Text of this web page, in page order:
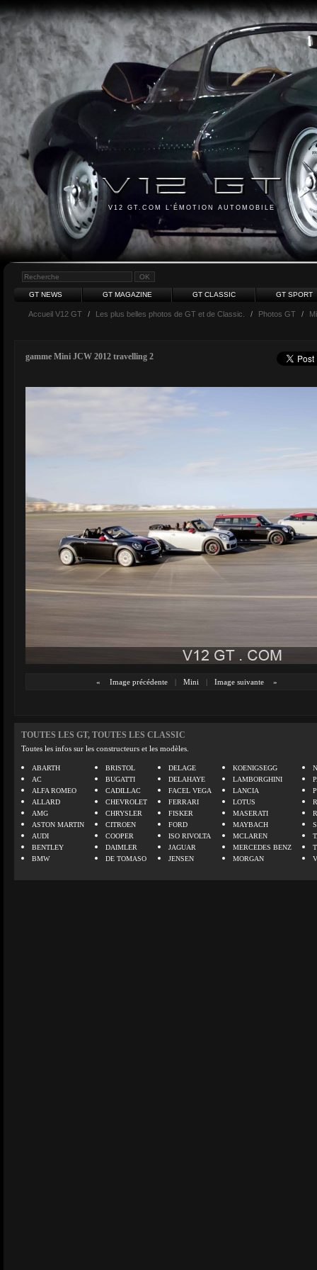
V12 GT.COM L'ÉMOTION AUTOMOBILE
GT NEWS GT MAGAZINE GT CLASSIC GT SPORT
Accueil V12 GT / Les plus belles photos de GT et de Classic. / Photos GT /
gamme Mini JCW 2012 travelling 2
« Image précédente | Mini | Image suivante »
TOUTES LES GT, TOUTES LES CLASSIC
Toutes les infos sur les constructeurs et les modèles.
ABARTH
AC
ALFA ROMEO
ALLARD
AMG
ASTON MARTIN
AUDI
BENTLEY
BMW
BRISTOL
BUGATTI
CADILLAC
CHEVROLET
CHRYSLER
CITROEN
COOPER
DAIMLER
DE TOMASO
DELAGE
DELAHAYE
FACEL VEGA
FERRARI
FISKER
FORD
ISO RIVOLTA
JAGUAR
JENSEN
KOENIGSEGG
LAMBORGHINI
LANCIA
LOTUS
MASERATI
MAYBACH
MCLAREN
MERCEDES BENZ
MORGAN